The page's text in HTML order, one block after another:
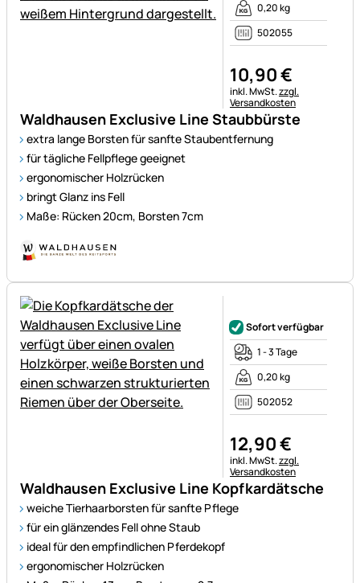
Waldhausen Exclusive Line Staubbürste
extra lange Borsten für sanfte Staubentfernung
für tägliche Fellpflege geeignet
ergonomischer Holzrücken
bringt Glanz ins Fell
Maße: Rücken 20cm, Borsten 7cm
0,20 kg
502055
10,90€
Steuerhinweis:
inkl. MwSt.zzgl.
Versandkosten
Waldhausen Exclusive Line Kopfkardätsche
weiche Tierhaarborsten für sanfte Pflege
für ein glänzendes Fell ohne Staub
ideal für den empfindlichen Pferdekopf
ergonomischer Holzrücken
Sofort verfügbar
1 - 3 Tage
0,20 kg
502052
12,90€
Steuerhinweis:
inkl. MwSt.zzgl.
Versandkosten